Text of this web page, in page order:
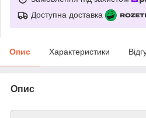
Доступна доставка
Опис Характеристики
Опис